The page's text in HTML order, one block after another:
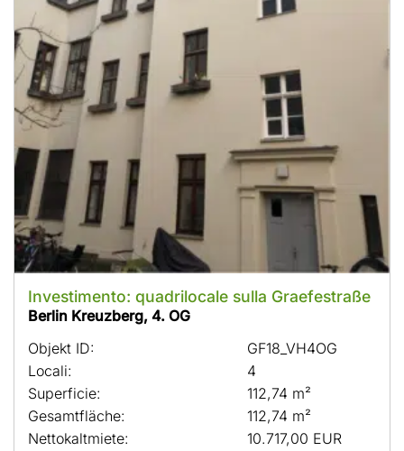
Investimento: quadrilocale sulla Graefestraße
Berlin Kreuzberg, 4. OG
Objekt ID:
GF18_VH4OG
Locali:
4
Superficie:
112,74 m²
Gesamtfläche:
112,74 m²
Nettokaltmiete:
10.717,00 EUR